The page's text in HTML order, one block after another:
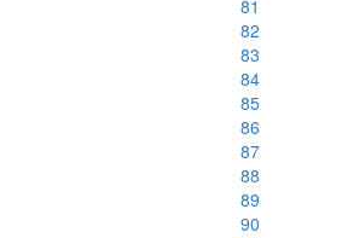
81
82
83
84
85
86
87
88
89
90